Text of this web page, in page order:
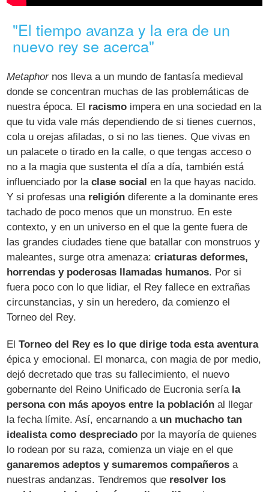
"El tiempo avanza y la era de un
nuevo rey se acerca"
Metaphornos lleva a un mundo de fantasía medieval
donde se concentran muchas de las problemáticas de
nuestra época. El racismo impera en una sociedad en la
que tu vida vale más dependiendo de si tienes cuernos,
cola u orejas afiladas, o si no las tienes. Que vivas en
un palacete o tirado en la calle, o que tengas acceso o
no a la magia que sustenta el día a día, también está
influenciado por laclase social en la que hayas nacido.
Y si profesas una religión diferente a la dominante eres
tachado de poco menos que un monstruo. En este
contexto, y en un universo en el que la gente fuera de
las grandes ciudades tiene que batallar con monstruos y
maleantes, surge otra amenaza:criaturas deformes,
horrendas y poderosas llamadas humanos. Por si
fuera poco con lo que lidiar, el Rey fallece en extrañas
circunstancias, y sin un heredero, da comienzo el
Torneo del Rey.
ElTorneo del Rey es lo que dirige toda esta aventura
épica y emocional. El monarca, con magia de por medio,
dejó decretado que tras su fallecimiento, el nuevo
gobernante del Reino Unificado de Eucronia sería la
persona con más apoyos entre la población al llegar
la fecha límite. Así, encarnando a un muchacho tan
idealista como despreciado por la mayoría de quienes
lo rodean por su raza, comienza un viaje en el que
ganaremos adeptos y sumaremos compañeros a
nuestras andanzas. Tendremos que resolver los